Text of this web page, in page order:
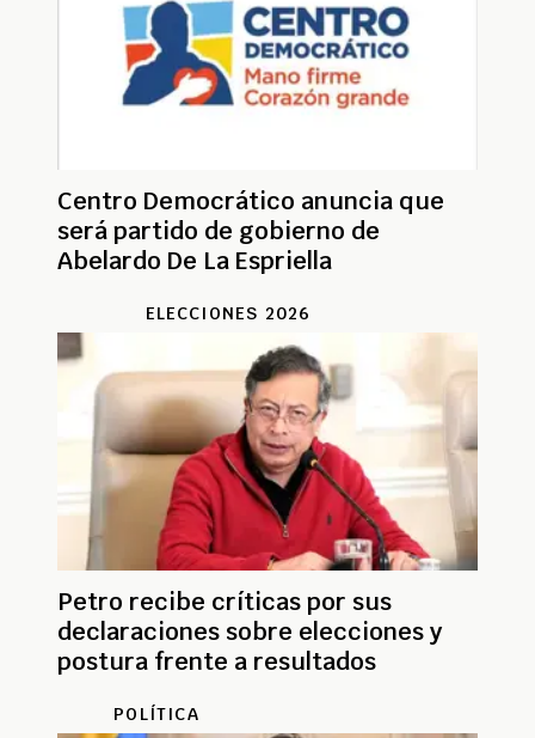
Centro Democrático anuncia que
será partido de gobierno de
Abelardo De La Espriella
ELECCIONES 2026
Petro recibe críticas por sus
declaraciones sobre elecciones y
postura frente a resultados
POLÍTICA